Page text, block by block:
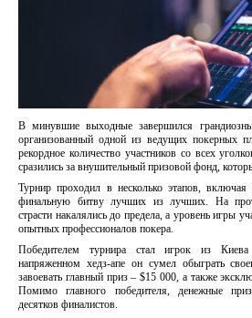
В минувшие выходные завершился
организованный одной из ведущих покерных
рекордное количество участников со всех
сразились за внушительный призовой фонд,
Турнир проходил в несколько этапов,
финальную битву лучших из лучших. На
страсти накалялись до предела, а уровень игры
опытных профессионалов покера.
Победителем турнира стал игрок из
напряженном хедз-апе он сумел обыграть
завоевать главный приз – $15 000, а также
Помимо главного победителя, денежные
десятков финалистов.